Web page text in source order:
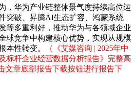
华为产业链整体景气度持续高位运
突破、昇腾AI生态扩容、鸿蒙系统
等多重利好，推动华为与各领域企业
球竞争中构建核心优势，实现从规模
本性转变。
（《艾媒咨询 | 2025年中
标杆企业经营数据分析报告》完整高
文章底部报告下载按钮进行报告下